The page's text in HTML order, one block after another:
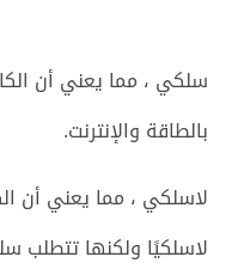
سلكي ، مما يعني أن
بالطاقة والإنترنت.
لاسلكي ، مما يعني أن
لاسلكيًا ولكنها تتطلب